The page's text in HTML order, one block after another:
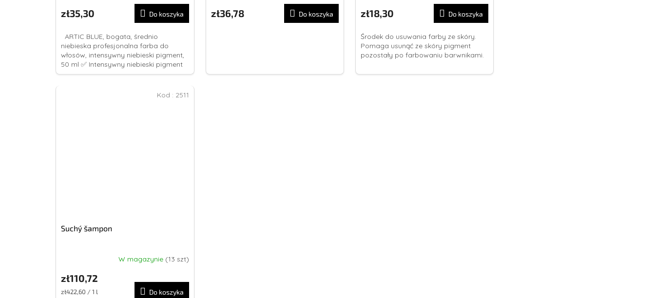
zł35,30 Do koszyka
ARTIC BLUE, bogata, średnio
niebieska profesjonalna farba do
włosów, intensywny niebieski pigment,
50 ml ✅ Intensywny niebieski pigment
do włosów. ✅ Przeznaczony do
zł36,78 Do koszyka zł18,30 Do koszyka
Środek do usuwania farby ze skóry.
Pomaga usunąć ze skóry pigment
pozostały po farbowaniu barwnikami.
Suchý šampon
W magazynie (13 szt)
zł110,72
Cena
zł422,60 / 1 l Do koszyka
Kod : 2511